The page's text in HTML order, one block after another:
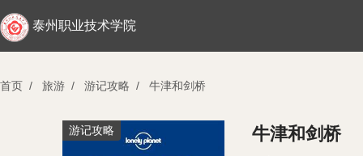
泰州职业技术学院
首页 / 旅游 / 游记攻略 / 牛津和剑桥
游记攻略 牛津和剑桥